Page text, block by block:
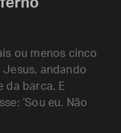
ou menos cinco
andando
da barca. E
‘Sou eu. Não